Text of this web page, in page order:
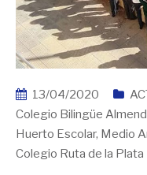
13/04/2020
Colegio Bilingüe
Huerto Escolar, Medio
Colegio Ruta de la Plata